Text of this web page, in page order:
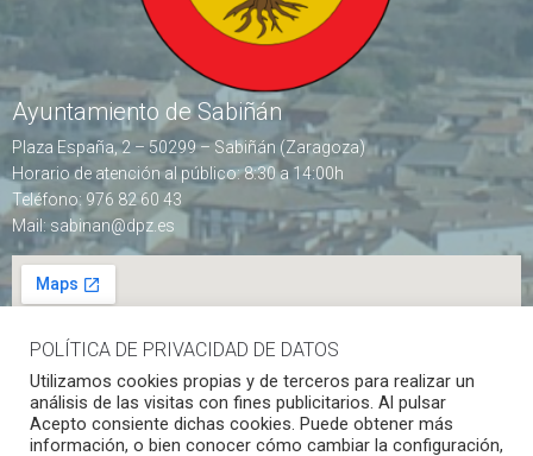
Ayuntamiento de Sabiñán
Plaza España, 2 – 50299 – Sabiñán (Zaragoza)
Horario de atención al público: 8:30 a 14:00h
Teléfono: 976 82 60 43
Mail: sabinan@dpz.es
síguenos en redes sociales
POLÍTICA DE PRIVACIDAD DE DATOS
Utilizamos cookies propias y de terceros para realizar un
análisis de las visitas con fines publicitarios. Al pulsar
Acepto consiente dichas cookies. Puede obtener más
información, o bien conocer cómo cambiar la configuración,